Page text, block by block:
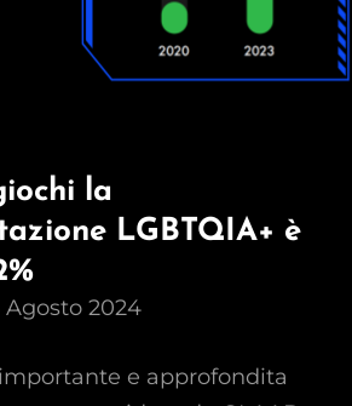
la
LGBTQIA+ è
Agosto 2024
e approfondita